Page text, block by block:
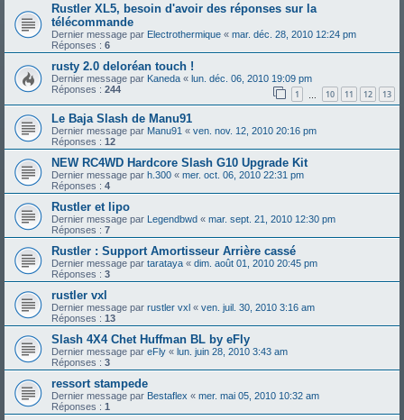
Rustler XL5, besoin d'avoir des réponses sur la
télécommande
Dernier message par Electrothermique « mar. déc. 28, 2010 12:24 pm
Réponses : 6
rusty 2.0 deloréan touch !
Dernier message par Kaneda « lun. déc. 06, 2010 19:09 pm
Réponses : 244 1 10 11 12 13
Le Baja Slash de Manu91
Dernier message par Manu91 « ven. nov. 12, 2010 20:16 pm
Réponses : 12
NEW RC4WD Hardcore Slash G10 Upgrade Kit
Dernier message par h.300 « mer. oct. 06, 2010 22:31 pm
Réponses : 4
Rustler et lipo
Dernier message par Legendbwd « mar. sept. 21, 2010 12:30 pm
Réponses : 7
Rustler : Support Amortisseur Arrière cassé
Dernier message par tarataya « dim. août 01, 2010 20:45 pm
Réponses : 3
rustler vxl
Dernier message par rustler vxl « ven. juil. 30, 2010 3:16 am
Réponses : 13
Slash 4X4 Chet Huffman BL by eFly
Dernier message par eFly « lun. juin 28, 2010 3:43 am
Réponses : 3
ressort stampede
Dernier message par Bestaflex « mer. mai 05, 2010 10:32 am
Réponses : 1